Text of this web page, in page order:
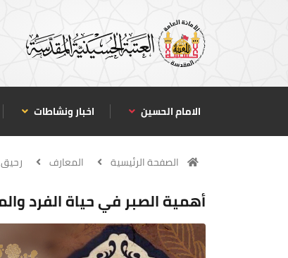
الامام الحسين اخبار ونشاطات
الصفحة الرئيسية المعارف
أهمية الصبر في حياة الفرد